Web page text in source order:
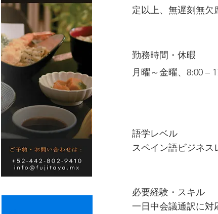
定以上、無遅刻無欠
勤務時間・休暇
月曜～金曜、8:00 –
語学レベル
スペイン語ビジネス
必要経験・スキル
一日中会議通訳に対